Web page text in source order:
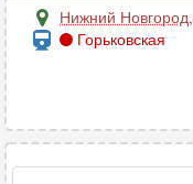
Нижний Новгород,
Горьковская